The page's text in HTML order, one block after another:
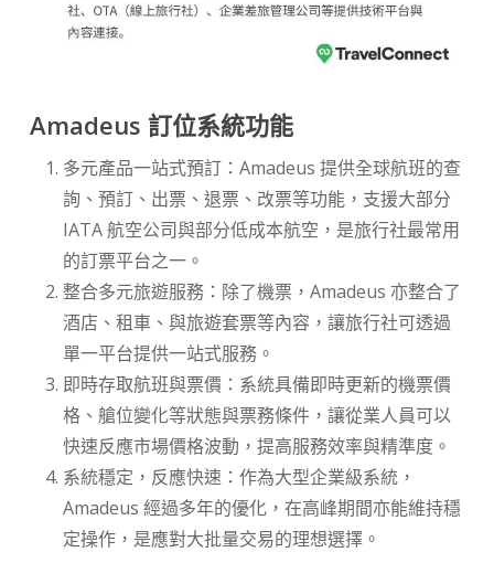
Amadeus 訂位系統功能
多元產品一站式預訂：Amadeus 提供全球航班的查
詢、預訂、出票、退票、改票等功能，支援大部分
IATA 航空公司與部分低成本航空，是旅行社最常用
的訂票平台之一。
整合多元旅遊服務：除了機票，Amadeus 亦整合了
酒店、租車、與旅遊套票等內容，讓旅行社可透過
單一平台提供一站式服務。
即時存取航班與票價：系統具備即時更新的機票價
格、艙位變化等狀態與票務條件，讓從業人員可以
快速反應市場價格波動，提高服務效率與精準度。
系統穩定，反應快速：作為大型企業級系統，
Amadeus 經過多年的優化，在高峰期間亦能維持穩
定操作，是應對大批量交易的理想選擇。